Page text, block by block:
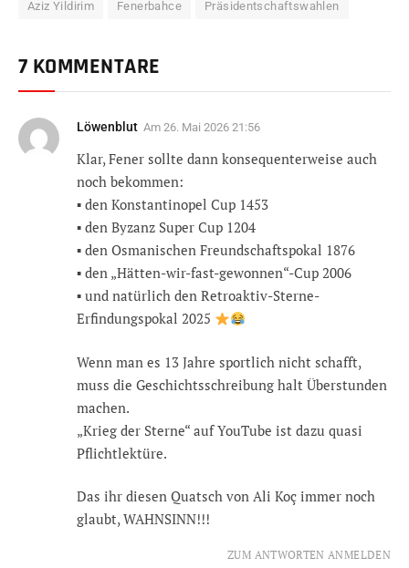
Aziz Yildirim Fenerbahce Präsidentschaftswahlen
7 KOMMENTARE
Löwenblut Am 26. Mai 2026 21:56
Klar, Fener sollte dann konsequenterweise auch
noch bekommen:
▪︎ den Konstantinopel Cup 1453
▪︎ den Byzanz Super Cup 1204
▪︎ den Osmanischen Freundschaftspokal 1876
▪︎ den „Hätten-wir-fast-gewonnen“-Cup 2006
▪︎ und natürlich den Retroaktiv-Sterne-
Erfindungspokal 2025
Wenn man es 13 Jahre sportlich nicht schafft,
muss die Geschichtsschreibung halt Überstunden
machen.
„Krieg der Sterne“ auf YouTube ist dazu quasi
Pflichtlektüre.
Das ihr diesen Quatsch von Ali Koç immer noch
glaubt, WAHNSINN!!!
ZUM ANTWORTEN ANMELDEN